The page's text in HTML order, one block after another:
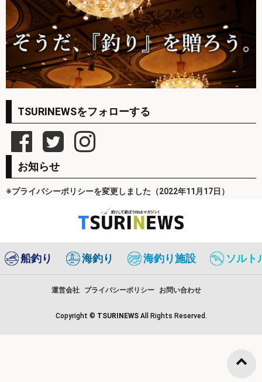
TSURINEWSをフォローする
お知らせ
※プライバシーポリシーを変更しました（2022年11月17日）
船釣り 海釣り 海釣り施設 ソルト
運営会社 プライバシーポリシー お問い合わせ
Copyright © TSURINEWS All Rights Reserved.